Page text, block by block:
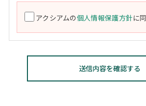
アクシアムの個人情報保護方針に